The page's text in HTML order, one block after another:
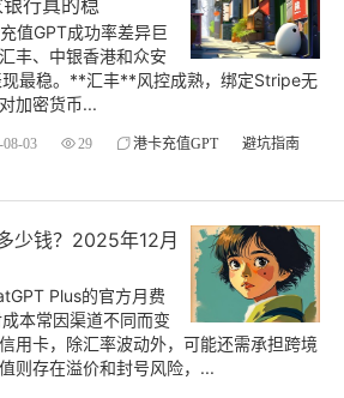
行真的稳
值GPT成功率差异巨
丰、中银香港和众安
最稳。**汇丰**风控成熟，绑定Stripe无
加密货币...
08-03 29 港卡充值GPT
避坑指南
少钱？2025年12月
Plus的官方月费
本常因渠道不同而变
用卡，除汇率波动外，可能还需承担跨境
则存在溢价和封号风险，...